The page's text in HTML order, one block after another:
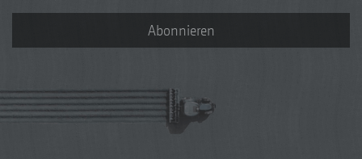
Abonnieren